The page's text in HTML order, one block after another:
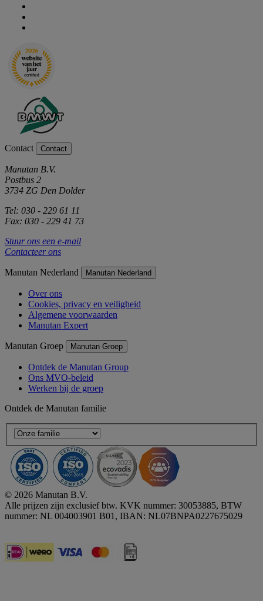
Contact Contact
Manutan B.V.
Postbus 2
3734 ZG Den Dolder
Tel: 030 - 229 61 11
Fax: 030 - 229 41 73
Stuur ons een e-mail
Contacteer ons
Manutan Nederland Manutan Nederland
Over ons
Cookies, privacy en veiligheid
Algemene voorwaarden
Manutan Expert
Manutan Groep Manutan Groep
Ontdek de Manutan Group
Ons MVO-beleid
Werken bij de groep
Ontdek de Manutan familie
© 2026 Manutan B.V.
Alle prijzen zijn exclusief btw. KVK nummer: 30053885, BTW
nummer: NL 004003901 B01, IBAN: NL07BNPA0227675029